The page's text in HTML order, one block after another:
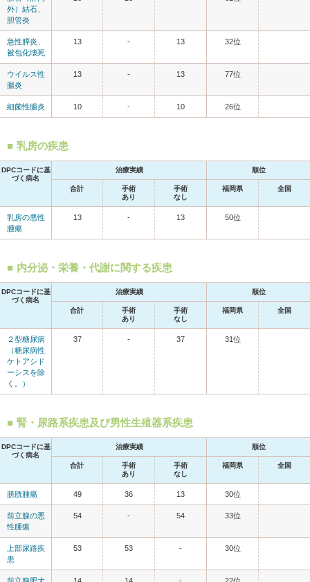
外）結石、
胆管炎
急性膵炎、
被包化壊死
13 - 13 32位
ウイルス性
腸炎
13 - 13 77位
細菌性腸炎 10 - 10 26位
乳房の疾患
DPCコードに基
づく病名
治療実績 順位
合計
手術
あり
手術
なし
福岡県 全国
乳房の悪性
腫瘍
13 - 13 50位
内分泌・栄養・代謝に関する疾患
DPCコードに基
づく病名
治療実績 順位
合計
手術
あり
手術
なし
福岡県 全国
２型糖尿病
（糖尿病性
ケトアシド
ーシスを除
く。）
37 - 37 31位
腎・尿路系疾患及び男性生殖器系疾患
DPCコードに基
づく病名
治療実績 順位
合計
手術
あり
手術
なし
福岡県 全国
膀胱腫瘍 49 36 13 30位
前立腺の悪
性腫瘍
54 - 54 33位
上部尿路疾
患
53 53 - 30位